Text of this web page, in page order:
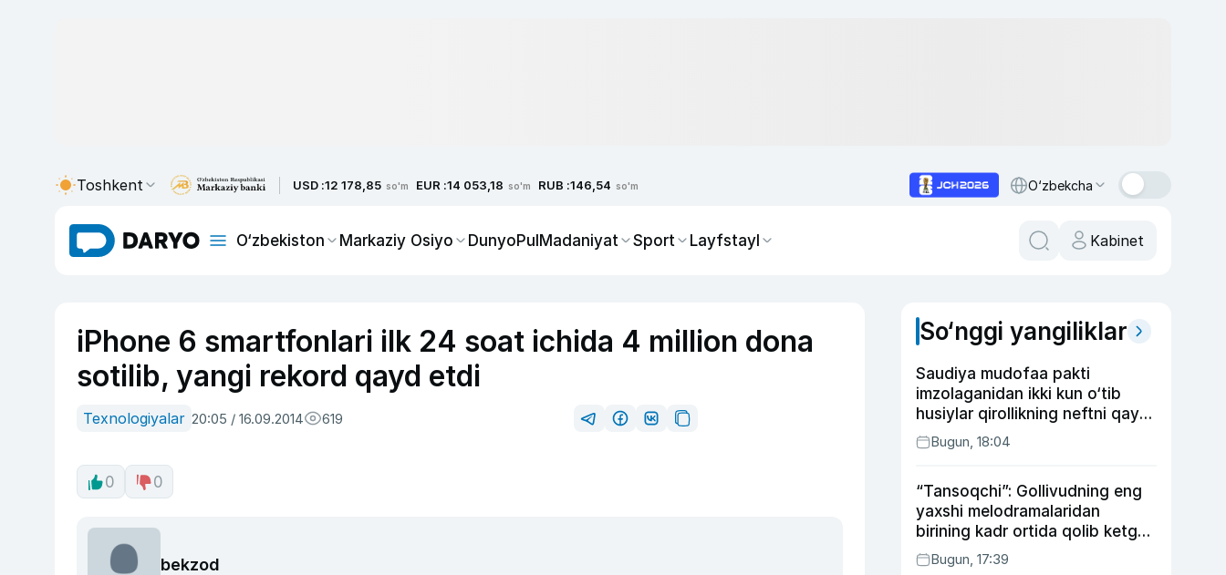
Toshkent USD :12 178,85 so'm EUR :14 053,18 so'm RUB :146,54 so'm O‘zbekcha
O‘zbekiston Markaziy Osiyo DunyoPulMadaniyat Sport Layfstayl Kabinet
iPhone 6 smartfonlari ilk 24 soat ichida 4 million dona
sotilib, yangi rekord qayd etdi
Texnologiyalar 20:05 / 16.09.2014 619
0 0
bekzod
So‘nggi yangiliklar
Saudiya mudofaa pakti
imzolaganidan ikki kun o‘tib
husiylar qirollikning neftni qayta
ishlash zavodiga hujum qildi
Bugun, 18:04
“Tansoqchi”: Gollivudning eng
yaxshi melodramalaridan
birining kadr ortida qolib ketgan
voqealari
Bugun, 17:39